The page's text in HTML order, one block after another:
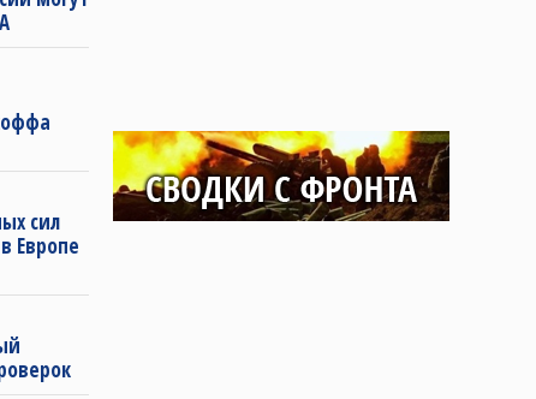
сил
Европе